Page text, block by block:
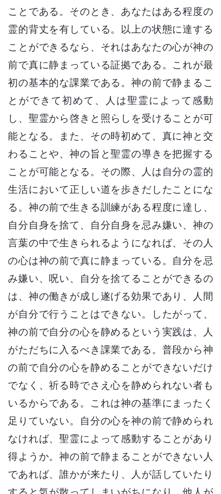
ことである。そのとき、あなたはある程度の
霊的背丈を有している。以上の状態に達する
ことができるなら、それはあなたの心が神の
前で真に静まっている証拠である。これが最
初の基本的な課業である。神の前で静まるこ
とができて初めて、人は聖霊によって感動
し、聖霊から啓きと照らしを受けることが可
能となる。また、その時初めて、真に神と交
わることや、神の旨と聖霊の導きを把握する
ことが可能となる。その際、人は自分の霊的
生活において正しい道を歩きだしたことにな
る。神の前で生きる訓練がある程度に達し、
自分自身を捨て、自分自身を忌み嫌い、神の
言葉の中で生きられるようになれば、その人
の心は神の前で真に静まっている。自分を忌
み嫌い、呪い、自分を捨てることができるの
は、神の働きが成し遂げる効果であり、人間
が自分で行うことはできない。したがって、
神の前で自分の心を静めるという実践は、人
がただちに入るべき課業である。普段から神
の前で自分の心を静めることができないだけ
でなく、祈る時でさえ心を静められない者も
いるからである。これは神の基準にまったく
足りていない。自分の心を神の前で静められ
なければ、聖霊によって感動することがあり
得ようか。神の前で静まることができない人
であれば、誰かが来たり、人が話していたり